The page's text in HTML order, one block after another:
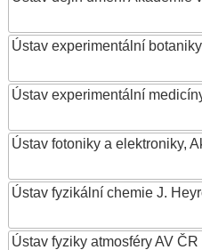
Ústav experimentální
Ústav experimentální
Ústav fotoniky a elektroniky,
Ústav fyzikální chemie J.
Ústav fyziky atmosféry AV ČR